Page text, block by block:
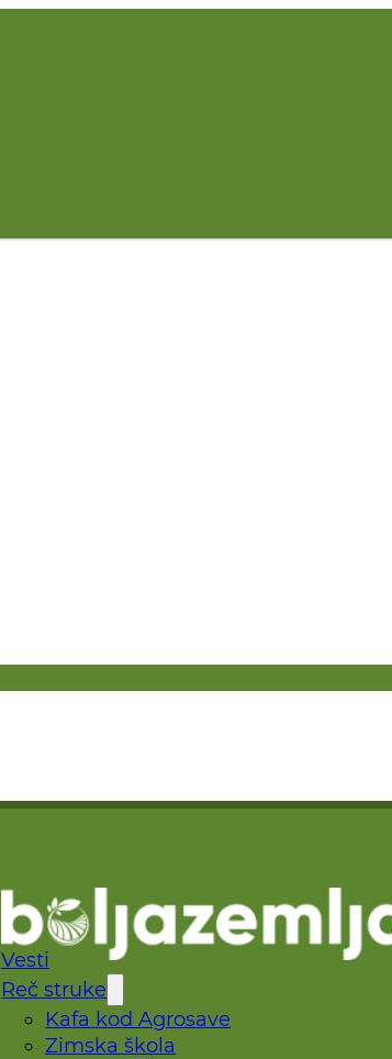
Vesti
Reč struke
Kafa kod Agrosave
Zimska škola